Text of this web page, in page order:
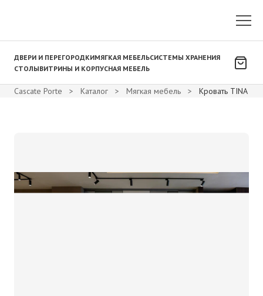
ДВЕРИ И ПЕРЕГОРОДКИМЯГКАЯ МЕБЕЛЬСИСТЕМЫ ХРАНЕНИЯ
СТОЛЫВИТРИНЫ И КОРПУСНАЯ МЕБЕЛЬ
Cascate Porte > Каталог > Мягкая мебель > Кровать TINA